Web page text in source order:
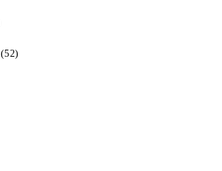
(52)